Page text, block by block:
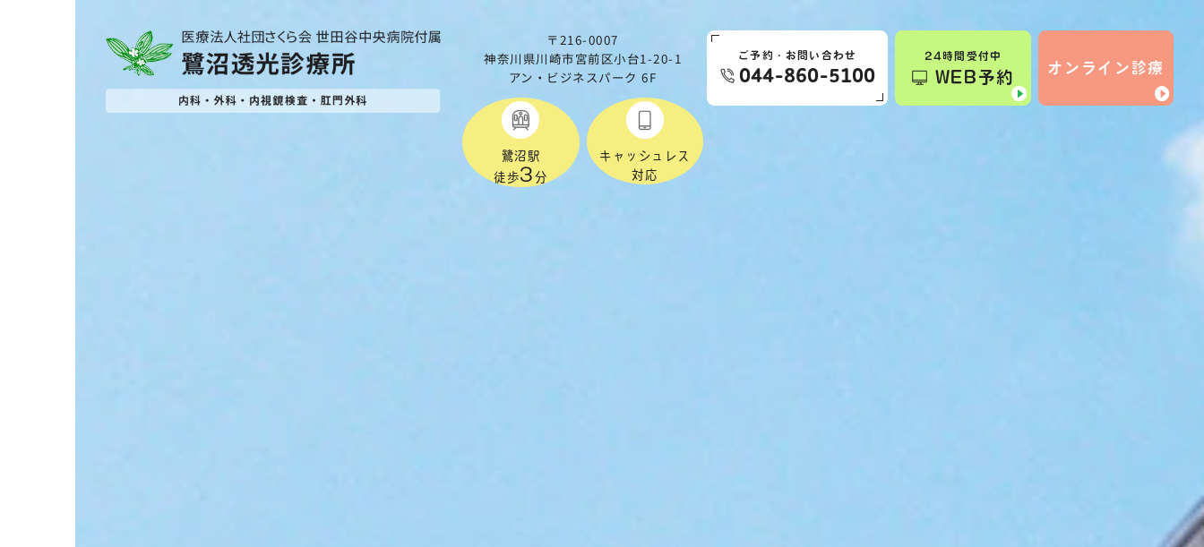
〒216-0007
神奈川県川崎市宮前区小台1-20-1
アン・ビジネスパーク 6F
鷺沼駅
徒歩3分
キャッシュレス
対応
ご予約・お問い合わせ
044-860-5100
24時間受付中
WEB予約
オンライン診療